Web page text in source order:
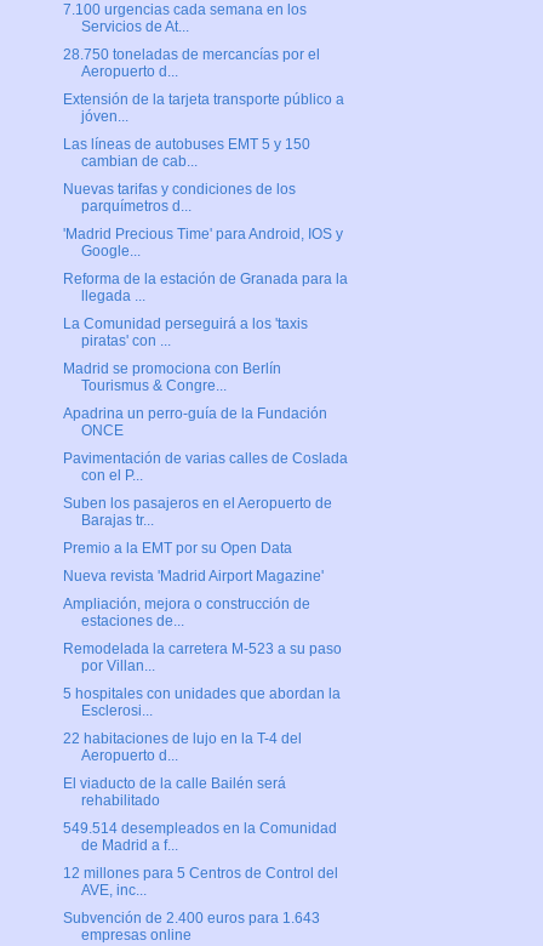
7.100 urgencias cada semana en los
Servicios de At...
28.750 toneladas de mercancías por el
Aeropuerto d...
Extensión de la tarjeta transporte público a
jóven...
Las líneas de autobuses EMT 5 y 150
cambian de cab...
Nuevas tarifas y condiciones de los
parquímetros d...
'Madrid Precious Time' para Android, IOS y
Google...
Reforma de la estación de Granada para la
llegada ...
La Comunidad perseguirá a los 'taxis
piratas' con ...
Madrid se promociona con Berlín
Tourismus & Congre...
Apadrina un perro-guía de la Fundación
ONCE
Pavimentación de varias calles de Coslada
con el P...
Suben los pasajeros en el Aeropuerto de
Barajas tr...
Premio a la EMT por su Open Data
Nueva revista 'Madrid Airport Magazine'
Ampliación, mejora o construcción de
estaciones de...
Remodelada la carretera M-523 a su paso
por Villan...
5 hospitales con unidades que abordan la
Esclerosi...
22 habitaciones de lujo en la T-4 del
Aeropuerto d...
El viaducto de la calle Bailén será
rehabilitado
549.514 desempleados en la Comunidad
de Madrid a f...
12 millones para 5 Centros de Control del
AVE, inc...
Subvención de 2.400 euros para 1.643
empresas online